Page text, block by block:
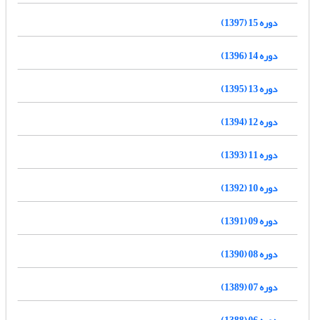
دوره 15 (1397)
دوره 14 (1396)
دوره 13 (1395)
دوره 12 (1394)
دوره 11 (1393)
دوره 10 (1392)
دوره 09 (1391)
دوره 08 (1390)
دوره 07 (1389)